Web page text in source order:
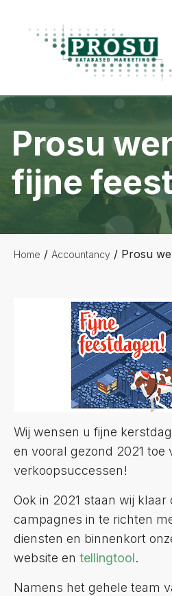
hoofdnavigatie
voettekst
Prosu
Databased
Marketing
Prosu
fijne
Home / Accountancy / Prosu
Wij wensen u fijne
en vooral gezond 2021 toe
verkoopsuccessen!
Ook in 2021 staan wij
campagnes in te richten
diensten en binnenkort
website en tellingtool.
Namens het gehele team